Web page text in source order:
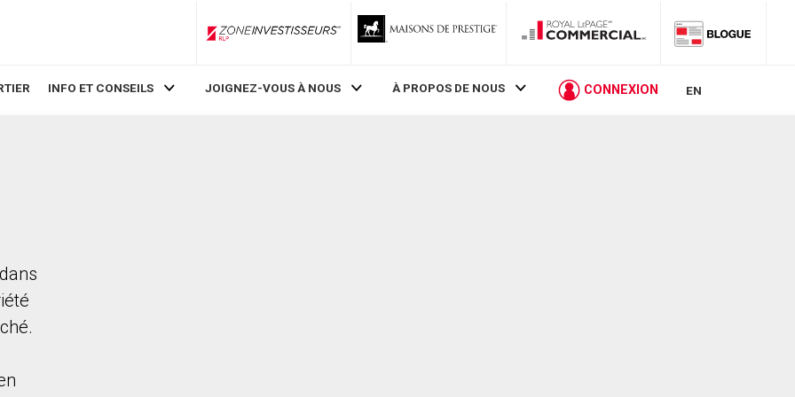
ZoneInvestisseurs RLP
INFO ET CONSEILS JOIGNEZ-VOUS À NOUS À PROPOS DE NOUS CONNEXION EN